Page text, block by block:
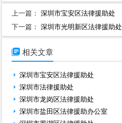
上一篇：深圳市宝安区法律援助处
下一篇：深圳市光明新区法律援助处
 相关文章
深圳市宝安区法律援助处
深圳市法律援助处
深圳市龙岗区法律援助处
深圳市盐田区法律援助办公室